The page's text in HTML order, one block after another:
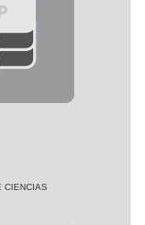
CIENCIAS